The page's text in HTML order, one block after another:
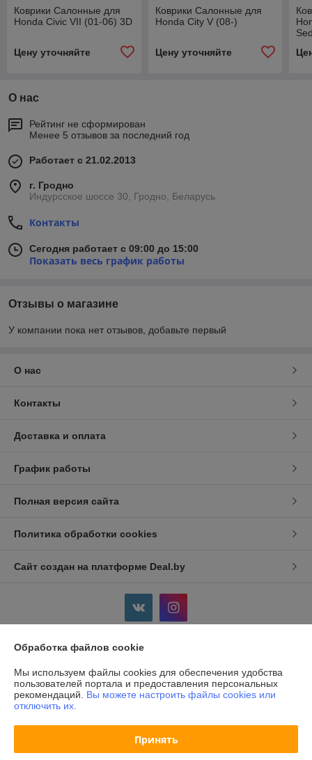
Коврики Салонные для
Honda Civic VII (01-06) 3D
Цену уточняйте
Коврики Салонные для
Honda City V (08-)
Цену уточняйте
О нас
Рейтинг не сформирован
Менее 5 отзывов за последний год
Работает с 21.02.2013
г. Гродно
Индурсское шоссе 30, Гродно, Беларусь
Контакты
Сегодня работает с 09:00 до 15:00
Показать весь график работы
Отзывы о магазине
У компании пока нет отзывов, добавьте первый
О нас
Контакты
Доставка и оплата
График работы
Полная версия сайта
Политика обработки cookies
Сайт создан на платформе Deal.by
Индивидуальный предприниматель:ИП Дершлекас Виктор
Викторович
г. Гродно, ул. Ожешко, д.49, кв. 2.
Регистрационный номер ЕГР: 500486711
Обработка файлов cookie
Мы используем файлы cookies для обеспечения удобства
пользователей портала и предоставления персональных
рекомендаций. Вы можете настроить файлы cookies или
отключить их.
Принять